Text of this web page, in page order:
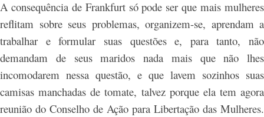
A consequência de Frankfurt só pode ser que mais mulheres
reflitam sobre seus problemas, organizem-se, aprendam a
trabalhar e formular suas questões e, para tanto, não
demandam de seus maridos nada mais que não lhes
incomodarem nessa questão, e que lavem sozinhos suas
camisas manchadas de tomate, talvez porque ela tem agora
reunião do Conselho de Ação para Libertação das Mulheres.